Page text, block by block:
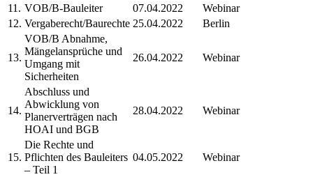
11. VOB/B-Bauleiter 07.04.2022
Webinar
12. Vergaberecht/Baurechte 25.04.2022 Berlin
13.
VOB/B Abnahme,
Mängelansprüche und
Umgang mit
Sicherheiten
26.04.2022 Webinar
14.
Abschluss und
Abwicklung von
Planerverträgen nach
HOAI und BGB
28.04.2022 Webinar
15.
Die Rechte und
Pflichten des Bauleiters
– Teil 1
04.05.2022 Webinar